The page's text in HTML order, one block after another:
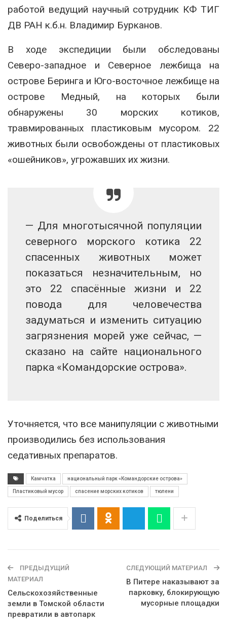
работой ведущий научный сотрудник КФ ТИГ
ДВ РАН к.б.н. Владимир Бурканов.
В ходе экспедиции были обследованы
Северо-западное и Северное лежбища на
острове Беринга и Юго-восточное лежбище на
острове Медный, на которых были
обнаружены 30 морских котиков,
травмированных пластиковым мусором. 22
животных были освобождены от пластиковых
«ошейников», угрожавших их жизни.
— Для многотысячной популяции
северного морского котика 22
спасенных животных может
показаться незначительным, но
это 22 спасённые жизни и 22
повода для человечества
задуматься и изменить ситуацию
загрязнения морей уже сейчас, —
сказано на сайте национального
парка «Командорские острова».
Уточняется, что все манипуляции с животными
производились без использования
седативных препаратов.
Камчатка национальный парк «Командорские острова»
Пластиковый мусор спасение морских котиков тюлени
Поделиться
ПРЕДЫДУЩИЙ
МАТЕРИАЛ
Сельскохозяйственные
земли в Томской области
превратили в автопарк
СЛЕДУЮЩИЙ МАТЕРИАЛ
В Питере наказывают за
парковку, блокирующую
мусорные площадки